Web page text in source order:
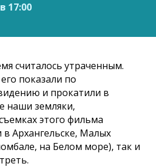
17:00
считалось утраченным.
показали по
и прокатили в
наши земляки,
этого фильма
Архангельске, Малых
на Белом море), так и